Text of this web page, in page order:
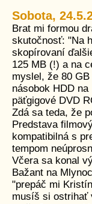
Sobota,
Brat mi formou
skutočnosť: "Na
skopírovaní
125 MB (!) a na
myslel, že 80
násobok HDD
päťgigové DVD
Zdá sa teda, že
Predstava
kompatibilná s
tempom
Včera sa konal
Bažant na
"prepáč mi
musíš si ostrihať